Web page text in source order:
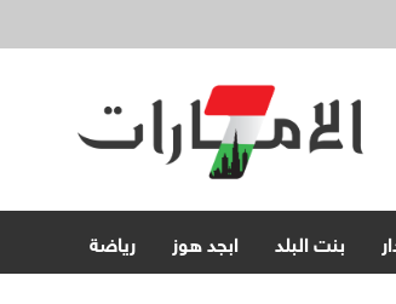
بنت البلد ابجد هوز رياضة